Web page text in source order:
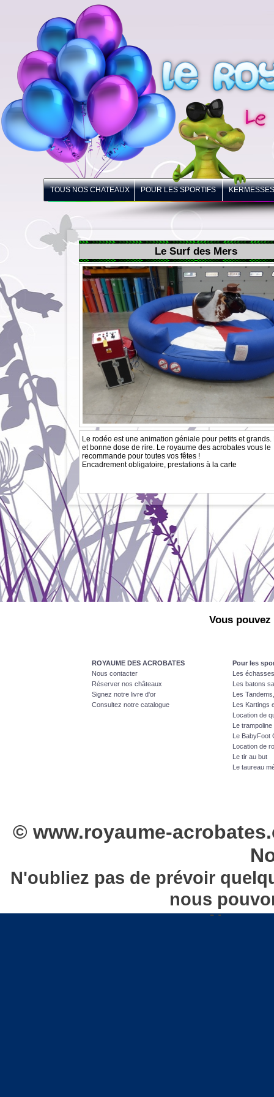
Le rodéo est une animation géniale pour petits et
et bonne dose de rire. Le royaume des acrobates vous le
recommande pour toutes vos fêtes !
Encadrement obligatoire, prestations à la carte
Le Surf des Mers
TOUS NOS CHATEAUX POUR LES SPORTIFS
LE ROYAUME DES ACROBATES
Spécialiste des Châteaux Gonflables
Vous
ROYAUME DES ACROBATES
Nous contacter
Réserver nos châteaux
Signez notre livre d'or
Consultez notre catalogue
Pour les
Les
Les batons
Les
Les Kartings
Location de
Le trampoline
Le BabyFoot
Location de
Le tir au but
Le taureau
© www.royaume-
N'oubliez pas de prévoir
nous
Nous